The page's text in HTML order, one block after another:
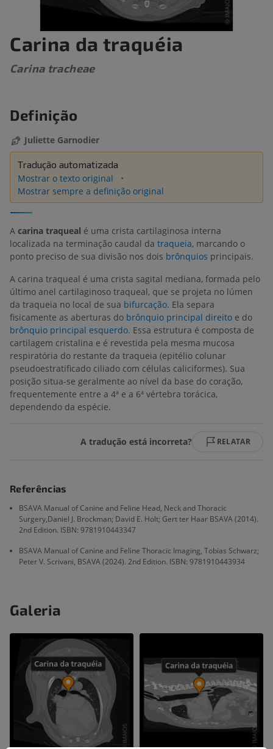
Carina da traquéia
Carina tracheae
Definição
Juliette Garnodier
Tradução automatizada
Mostrar o texto original
Mostrar sempre a definição original
A carina traqueal é uma crista cartilaginosa interna
localizada na terminação caudal da traqueia, marcando o
ponto preciso de sua divisão nos dois brônquios principais.
A carina traqueal é uma crista sagital mediana, formada pelo
último anel cartilaginoso traqueal, que se projeta no lúmen
da traqueia no local de sua bifurcação. Ela separa
fisicamente as aberturas do brônquio principal direito e do
brônquio principal esquerdo. Essa estrutura é composta de
cartilagem cristalina e é revestida pela mesma mucosa
respiratória do restante da traqueia (epitélio colunar
pseudoestratificado ciliado com células caliciformes). Sua
posição situa-se geralmente ao nível da base do coração,
frequentemente entre a 4ª e a 6ª vértebra torácica,
dependendo da espécie.
A tradução está incorreta? RELATAR
Referências
BSAVA Manual of Canine and Feline Head, Neck and Thoracic
Surgery,Daniel J. Brockman; David E. Holt; Gert ter Haar BSAVA (2014).
2nd Edition. ISBN: 9781910443347
BSAVA Manual of Canine and Feline Thoracic Imaging, Tobias Schwarz;
Peter V. Scrivani, BSAVA (2024). 2nd Edition. ISBN: 9781910443934
Galeria